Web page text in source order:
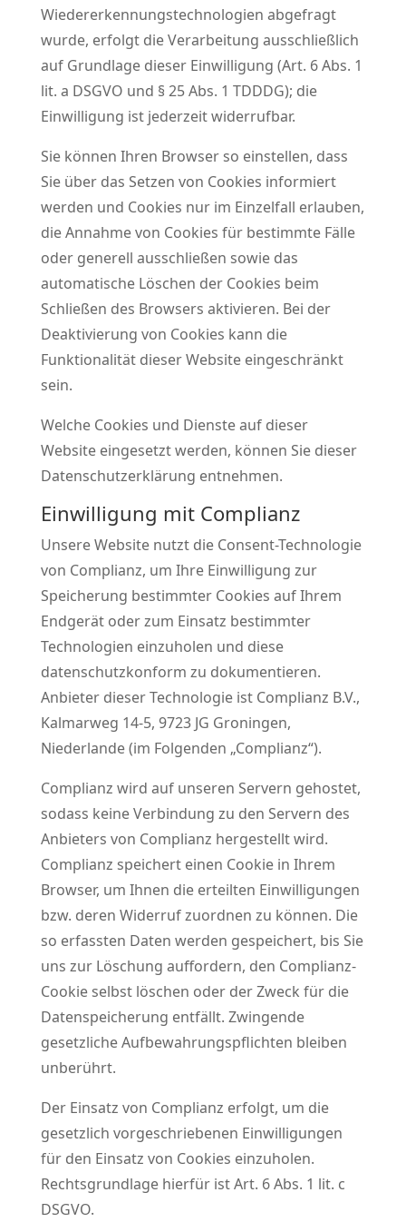
Wiedererkennungstechnologien abgefragt
wurde, erfolgt die Verarbeitung ausschließlich
auf Grundlage dieser Einwilligung (Art. 6 Abs. 1
lit. a DSGVO und § 25 Abs. 1 TDDDG); die
Einwilligung ist jederzeit widerrufbar.
Sie können Ihren Browser so einstellen, dass
Sie über das Setzen von Cookies informiert
werden und Cookies nur im Einzelfall erlauben,
die Annahme von Cookies für bestimmte Fälle
oder generell ausschließen sowie das
automatische Löschen der Cookies beim
Schließen des Browsers aktivieren. Bei der
Deaktivierung von Cookies kann die
Funktionalität dieser Website eingeschränkt
sein.
Welche Cookies und Dienste auf dieser
Website eingesetzt werden, können Sie dieser
Datenschutzerklärung entnehmen.
Einwilligung mit Complianz
Unsere Website nutzt die Consent-Technologie
von Complianz, um Ihre Einwilligung zur
Speicherung bestimmter Cookies auf Ihrem
Endgerät oder zum Einsatz bestimmter
Technologien einzuholen und diese
datenschutzkonform zu dokumentieren.
Anbieter dieser Technologie ist Complianz B.V.,
Kalmarweg 14-5, 9723 JG Groningen,
Niederlande (im Folgenden „Complianz“).
Complianz wird auf unseren Servern gehostet,
sodass keine Verbindung zu den Servern des
Anbieters von Complianz hergestellt wird.
Complianz speichert einen Cookie in Ihrem
Browser, um Ihnen die erteilten Einwilligungen
bzw. deren Widerruf zuordnen zu können. Die
so erfassten Daten werden gespeichert, bis Sie
uns zur Löschung auffordern, den Complianz-
Cookie selbst löschen oder der Zweck für die
Datenspeicherung entfällt. Zwingende
gesetzliche Aufbewahrungspflichten bleiben
unberührt.
Der Einsatz von Complianz erfolgt, um die
gesetzlich vorgeschriebenen Einwilligungen
für den Einsatz von Cookies einzuholen.
Rechtsgrundlage hierfür ist Art. 6 Abs. 1 lit. c
DSGVO.